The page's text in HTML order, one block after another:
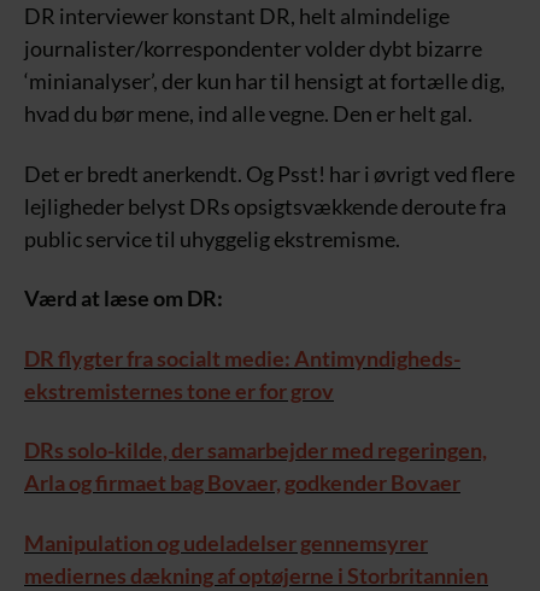
DR interviewer konstant DR, helt almindelige
journalister/korrespondenter volder dybt bizarre
‘minianalyser’, der kun har til hensigt at fortælle dig,
hvad du bør mene, ind alle vegne. Den er helt gal.
Det er bredt anerkendt. Og Psst! har i øvrigt ved flere
lejligheder belyst DRs opsigtsvækkende deroute fra
public service til uhyggelig ekstremisme.
Værd at læse om DR:
DR flygter fra socialt medie: Antimyndigheds-
ekstremisternes tone er for grov
DRs solo-kilde, der samarbejder med regeringen,
Arla og firmaet bag Bovaer, godkender Bovaer
Manipulation og udeladelser gennemsyrer
mediernes dækning af optøjerne i Storbritannien